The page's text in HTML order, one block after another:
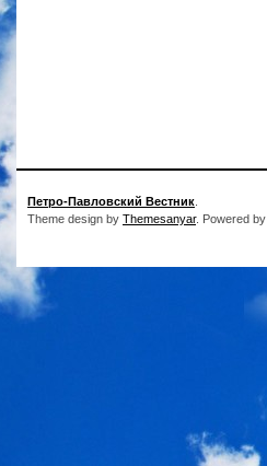
Петро-Павловский Вестник
Theme design by Themesanyar. Powered by